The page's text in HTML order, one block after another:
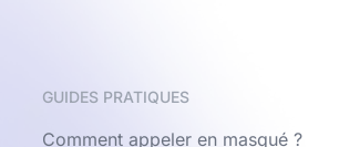
GUIDES PRATIQUES
Comment appeler en masqué ?